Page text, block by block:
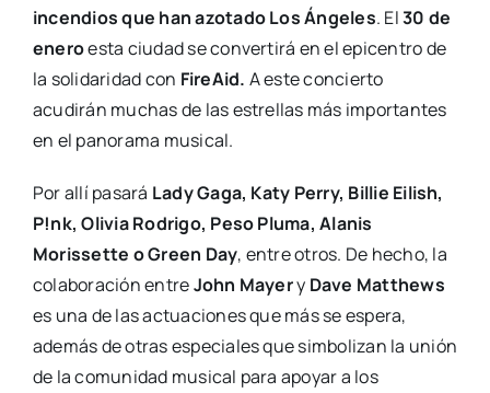
incendios que han azotado Los Ángeles. El30 de
eneroesta ciudad se convertirá en el epicentro de
la solidaridad con FireAid. A este concierto
acudirán muchas de las estrellas más importantes
en el panorama musical.
Por allí pasará Lady Gaga, Katy Perry, Billie Eilish,
P!nk, Olivia Rodrigo, Peso Pluma, Alanis
Morissette o Green Day, entre otros. De hecho, la
colaboración entreJohn Mayery Dave Matthews
es una de las actuaciones que más se espera,
además de otras especiales que simbolizan la unión
de la comunidad musical para apoyar a los